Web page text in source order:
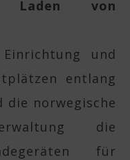
Laden von
und
entlang
norwegische
die
für